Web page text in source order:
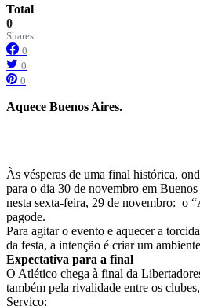
Total
0
Shares
0
0
0
Aquece Buenos Aires.
Às vésperas de uma final histórica,
para o dia 30 de novembro em
nesta sexta-feira, 29 de novembro: o
pagode.
Para agitar o evento e aquecer a
da festa, a intenção é criar um
Expectativa para a final
O Atlético chega à final da
também pela rivalidade entre os
Serviço: